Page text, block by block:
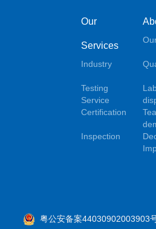
Our
Services
Industry
Testing
Service
Certification
Inspection
粤公安备案44030902003903